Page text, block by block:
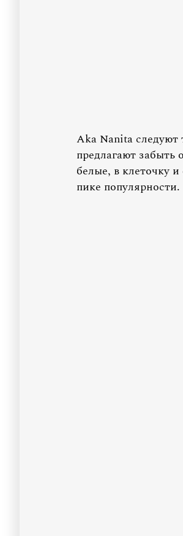
Aka Nanita следуют
предлагают
белые, в клеточку
пике популярности.